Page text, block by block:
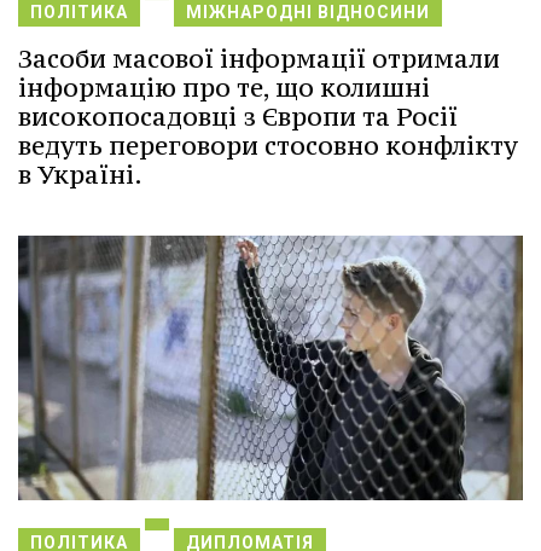
ПОЛІТИКА МІЖНАРОДНІ ВІДНОСИНИ
Засоби масової інформації отримали
інформацію про те, що колишні
високопосадовці з Європи та Росії
ведуть переговори стосовно конфлікту
в Україні.
ПОЛІТИКА ДИПЛОМАТІЯ